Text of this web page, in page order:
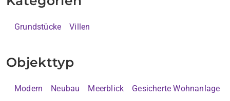
Grundstücke Villen
Objekttyp
Modern Neubau Meerblick
Gesicherte Wohnanlage